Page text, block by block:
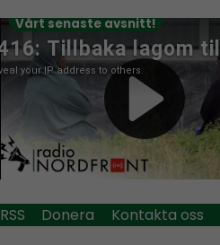
Vårt senaste avsnitt!
RSS Donera Kontakta oss